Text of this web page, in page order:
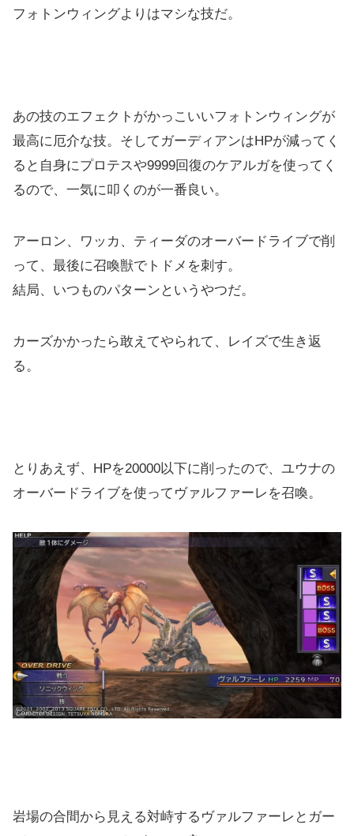
フォトンウィングよりはマシな技だ。
あの技のエフェクトがかっこいいフォトンウィングが
最高に厄介な技。そしてガーディアンはHPが減ってく
ると自身にプロテスや9999回復のケアルガを使ってく
るので、一気に叩くのが一番良い。
アーロン、ワッカ、ティーダのオーバードライブで削
って、最後に召喚獣でトドメを刺す。
結局、いつものパターンというやつだ。
カーズかかったら敢えてやられて、レイズで生き返
る。
とりあえず、HPを20000以下に削ったので、ユウナの
オーバードライブを使ってヴァルファーレを召喚。
岩場の合間から見える対峙するヴァルファーレとガー